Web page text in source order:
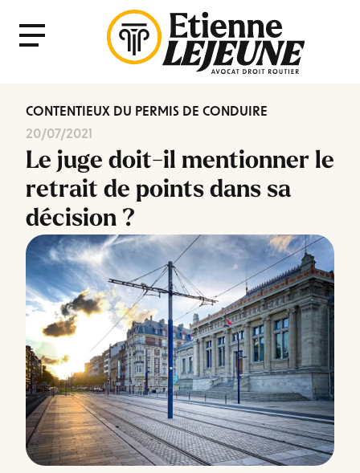
Menu
CONTENTIEUX DU PERMIS DE CONDUIRE
20/07/2021
Le juge doit-il mentionner le
retrait de points dans sa
décision ?
Fermer